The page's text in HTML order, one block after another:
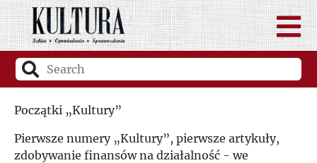
Początki „Kultury”
Pierwsze numery „Kultury”, pierwsze artykuły,
zdobywanie finansów na działalność - we